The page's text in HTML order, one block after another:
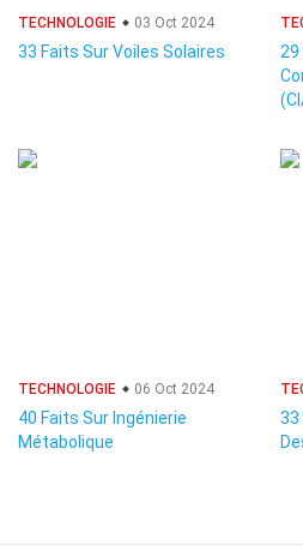
TECHNOLOGIE 03 Oct 2024
33 Faits Sur Voiles Solaires
TECHNOLOGIE 06 Oct 2024
40 Faits Sur Ingénierie
Métabolique
33